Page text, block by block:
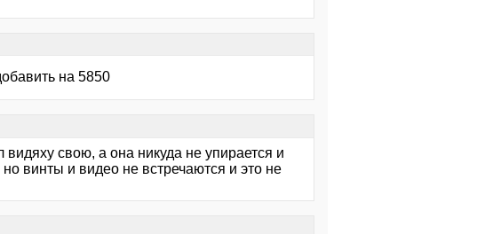
на 5850
свою, а она никуда не упирается и
винты и видео не встречаются и это не